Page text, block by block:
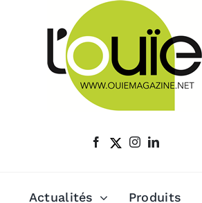
Actualités Produits